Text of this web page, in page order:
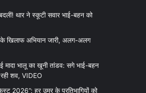
थार ने स्कूटी सवार भाई-बहन को
के खिलाफ अभियान जारी, अलग-अलग
मादा भालू का खूनी तांडव: सगे भाई-बहन
शव, VIDEO
फेस्ट 2026”: हर उम्र के प्रतिभागियों को